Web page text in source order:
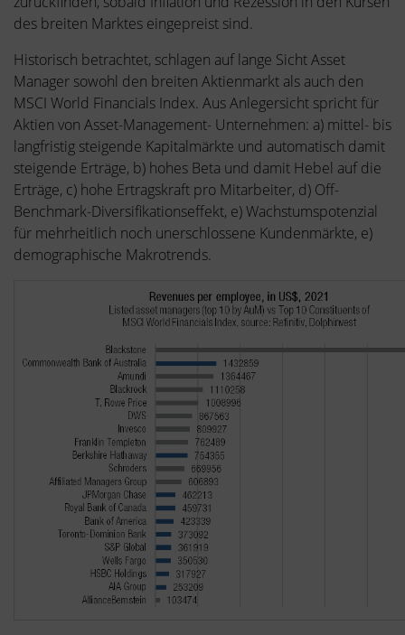
des breiten Marktes eingepreist sind.
Historisch betrachtet, schlagen auf lange Sicht Asset
Manager sowohl den breiten Aktienmarkt als auch den
MSCI World Financials Index. Aus Anlegersicht spricht für
Aktien von Asset-Management- Unternehmen: a) mittel- bis
langfristig steigende Kapitalmärkte und automatisch damit
steigende Erträge, b) hohes Beta und damit Hebel auf die
Erträge, c) hohe Ertragskraft pro Mitarbeiter, d) Off-
Benchmark-Diversifikationseffekt, e) Wachstumspotenzial
für mehrheitlich noch unerschlossene Kundenmärkte, e)
demographische Makrotrends.